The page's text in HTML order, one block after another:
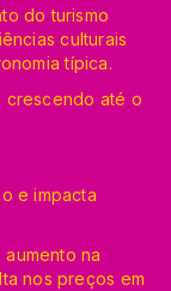
do turismo
culturais
típica.
crescendo até o
e impacta
na
nos preços em